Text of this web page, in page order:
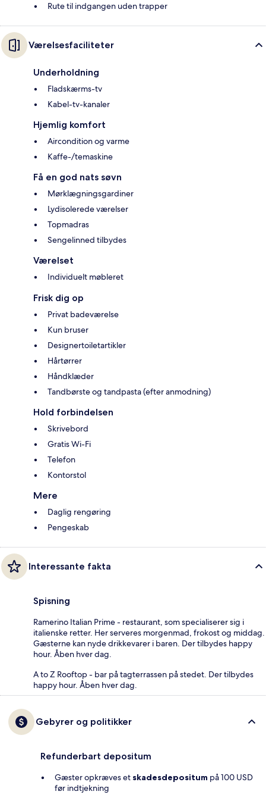
Rute til indgangen uden trapper
Værelsesfaciliteter
Underholdning
Fladskærms-tv
Kabel-tv-kanaler
Hjemlig komfort
Aircondition og varme
Kaffe-/temaskine
Få en god nats søvn
Mørklægningsgardiner
Lydisolerede værelser
Topmadras
Sengelinned tilbydes
Værelset
Individuelt møbleret
Frisk dig op
Privat badeværelse
Kun bruser
Designertoiletartikler
Hårtørrer
Håndklæder
Tandbørste og tandpasta (efter anmodning)
Hold forbindelsen
Skrivebord
Gratis Wi-Fi
Telefon
Kontorstol
Mere
Daglig rengøring
Pengeskab
Interessante fakta
Spisning
Ramerino Italian Prime - restaurant, som specialiserer sig i
italienske retter. Her serveres morgenmad, frokost og middag.
Gæsterne kan nyde drikkevarer i baren. Der tilbydes happy
hour. Åben hver dag.
A to Z Rooftop - bar på tagterrassen på stedet. Der tilbydes
happy hour. Åben hver dag.
Gebyrer og politikker
Refunderbart depositum
Gæster opkræves et skadesdepositum på 100 USD
før indtjekning